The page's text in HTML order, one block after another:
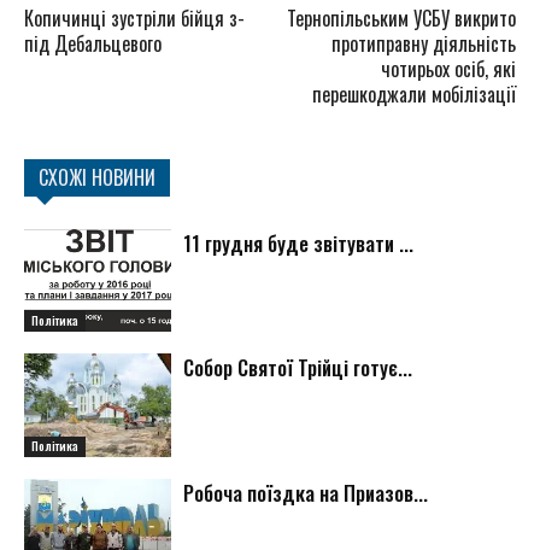
Копичинці зустріли бійця з-
під Дебальцевого
Тернопільським УСБУ викрито
протиправну діяльність
чотирьох осіб, які
перешкоджали мобілізації
СХОЖІ НОВИНИ
Політика
11 грудня буде звітувати ...
Політика
Собор Святої Трійці готує...
Робоча поїздка на Приазов...